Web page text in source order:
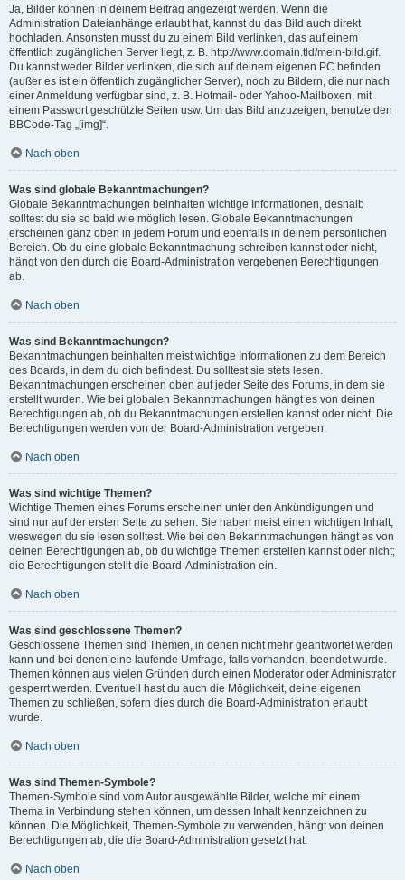
Ja, Bilder können in deinem Beitrag angezeigt werden. Wenn die
Administration Dateianhänge erlaubt hat, kannst du das Bild auch direkt
hochladen. Ansonsten musst du zu einem Bild verlinken, das auf einem
öffentlich zugänglichen Server liegt, z. B. http://www.domain.tld/mein-bild.gif.
Du kannst weder Bilder verlinken, die sich auf deinem eigenen PC befinden
(außer es ist ein öffentlich zugänglicher Server), noch zu Bildern, die nur nach
einer Anmeldung verfügbar sind, z. B. Hotmail- oder Yahoo-Mailboxen, mit
einem Passwort geschützte Seiten usw. Um das Bild anzuzeigen, benutze den
BBCode-Tag „[img]“.
Nach oben
Was sind globale Bekanntmachungen?
Globale Bekanntmachungen beinhalten wichtige Informationen, deshalb
solltest du sie so bald wie möglich lesen. Globale Bekanntmachungen
erscheinen ganz oben in jedem Forum und ebenfalls in deinem persönlichen
Bereich. Ob du eine globale Bekanntmachung schreiben kannst oder nicht,
hängt von den durch die Board-Administration vergebenen Berechtigungen
ab.
Nach oben
Was sind Bekanntmachungen?
Bekanntmachungen beinhalten meist wichtige Informationen zu dem Bereich
des Boards, in dem du dich befindest. Du solltest sie stets lesen.
Bekanntmachungen erscheinen oben auf jeder Seite des Forums, in dem sie
erstellt wurden. Wie bei globalen Bekanntmachungen hängt es von deinen
Berechtigungen ab, ob du Bekanntmachungen erstellen kannst oder nicht. Die
Berechtigungen werden von der Board-Administration vergeben.
Nach oben
Was sind wichtige Themen?
Wichtige Themen eines Forums erscheinen unter den Ankündigungen und
sind nur auf der ersten Seite zu sehen. Sie haben meist einen wichtigen Inhalt,
weswegen du sie lesen solltest. Wie bei den Bekanntmachungen hängt es von
deinen Berechtigungen ab, ob du wichtige Themen erstellen kannst oder nicht;
die Berechtigungen stellt die Board-Administration ein.
Nach oben
Was sind geschlossene Themen?
Geschlossene Themen sind Themen, in denen nicht mehr geantwortet werden
kann und bei denen eine laufende Umfrage, falls vorhanden, beendet wurde.
Themen können aus vielen Gründen durch einen Moderator oder Administrator
gesperrt werden. Eventuell hast du auch die Möglichkeit, deine eigenen
Themen zu schließen, sofern dies durch die Board-Administration erlaubt
wurde.
Nach oben
Was sind Themen-Symbole?
Themen-Symbole sind vom Autor ausgewählte Bilder, welche mit einem
Thema in Verbindung stehen können, um dessen Inhalt kennzeichnen zu
können. Die Möglichkeit, Themen-Symbole zu verwenden, hängt von deinen
Berechtigungen ab, die die Board-Administration gesetzt hat.
Nach oben